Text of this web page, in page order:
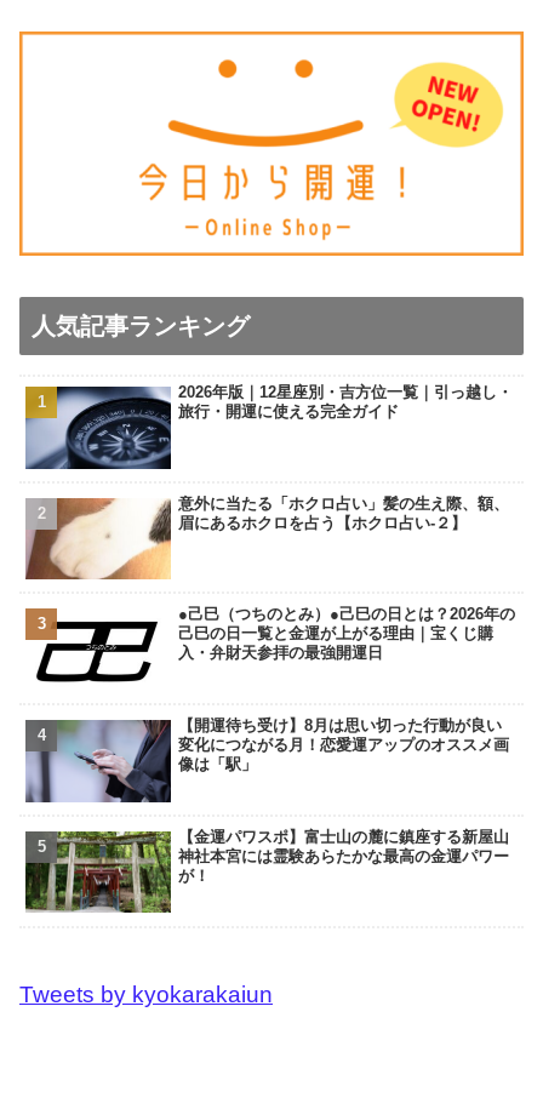
人気記事ランキング
2026年版｜12星座別・吉方位一覧｜引っ越し・
旅行・開運に使える完全ガイド
意外に当たる「ホクロ占い」髪の生え際、額、
眉にあるホクロを占う【ホクロ占い‐２】
●己巳（つちのとみ）●己巳の日とは？2026年の
己巳の日一覧と金運が上がる理由｜宝くじ購
入・弁財天参拝の最強開運日
【開運待ち受け】8月は思い切った行動が良い
変化につながる月！恋愛運アップのオススメ画
像は「駅」
【金運パワスポ】富士山の麓に鎮座する新屋山
神社本宮には霊験あらたかな最高の金運パワー
が！
Tweets by kyokarakaiun